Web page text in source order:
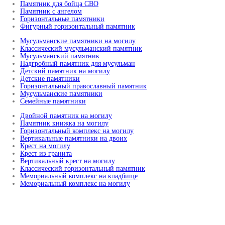
Памятник для бойца СВО
Памятник с ангелом
Горизонтальные памятники
Фигурный горизонтальный памятник
Мусульманские памятники на могилу
Классический мусульманский памятник
Мусульманский памятник
Надгробный памятник для мусульман
Детский памятник на могилу
Детские памятники
Горизонтальный православный памятник
Мусульманские памятники
Семейные памятники
Двойной памятник на могилу
Памятник книжка на могилу
Горизонтальный комплекс на могилу
Вертикальные памятники на двоих
Крест на могилу
Крест из гранита
Вертикальный крест на могилу
Классический горизонтальный памятник
Мемориальный комплекс на кладбище
Мемориальный комплекс на могилу